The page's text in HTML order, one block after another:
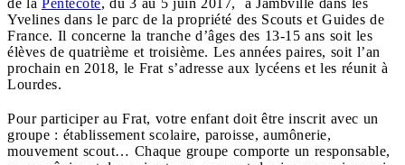
Yvelines dans le parc de la propriété des Scouts et Guides de
France. Il concerne la tranche d’âges des 13-15 ans soit les
élèves de quatrième et troisième. Les années paires, soit l’an
prochain en 2018, le Frat s’adresse aux lycéens et les réunit à
Lourdes.
Pour participer au Frat, votre enfant doit être inscrit avec un
groupe : établissement scolaire, paroisse, aumônerie,
mouvement scout… Chaque groupe comporte un responsable,